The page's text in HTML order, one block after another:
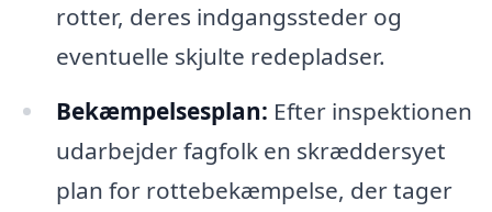
rotter, deres indgangssteder og
eventuelle skjulte redepladser.
Bekæmpelsesplan: Efter inspektionen
udarbejder fagfolk en skræddersyet
plan for rottebekæmpelse, der tager